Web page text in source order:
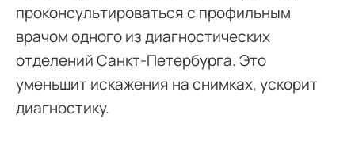
проконсультироваться с профильным
врачом одного из диагностических
отделений Санкт-Петербурга. Это
уменьшит искажения на снимках, ускорит
диагностику.